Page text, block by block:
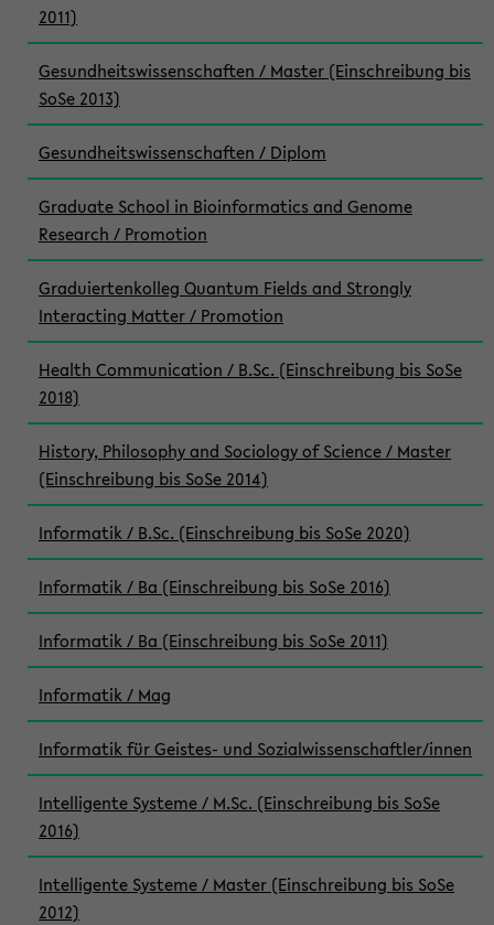
2011)
Gesundheitswissenschaften / Master (Einschreibung bis
SoSe 2013)
Gesundheitswissenschaften / Diplom
Graduate School in Bioinformatics and Genome
Research / Promotion
Graduiertenkolleg Quantum Fields and Strongly
Interacting Matter / Promotion
Health Communication / B.Sc. (Einschreibung bis SoSe
2018)
History, Philosophy and Sociology of Science / Master
(Einschreibung bis SoSe 2014)
Informatik / B.Sc. (Einschreibung bis SoSe 2020)
Informatik / Ba (Einschreibung bis SoSe 2016)
Informatik / Ba (Einschreibung bis SoSe 2011)
Informatik / Mag
Informatik für Geistes- und Sozialwissenschaftler/innen
Intelligente Systeme / M.Sc. (Einschreibung bis SoSe
2016)
Intelligente Systeme / Master (Einschreibung bis SoSe
2012)